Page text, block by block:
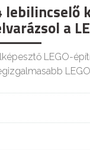
lebilincselő
a
LEGO-